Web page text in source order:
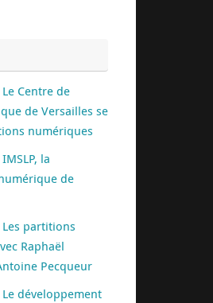
Centre de
de Versailles se
numériques
la
de
partitions
Raphaël
Pecqueur
développement